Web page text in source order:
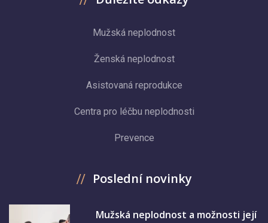
Mužská neplodnost
Ženská neplodnost
Asistovaná reprodukce
Centra pro léčbu neplodnosti
Prevence
Poslední novinky
Mužská neplodnost a možnosti její